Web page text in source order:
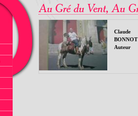
Claude
BONNOT
Auteur